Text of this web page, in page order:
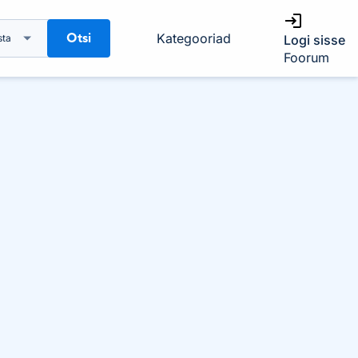
Otsi Kategooriad
Logi sisse
Foorum